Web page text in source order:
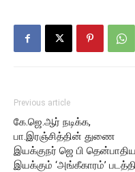
Previous article
கே.ஜெ.ஆர் நடிக்க,
பா.இரஞ்சித்தின் துணை
இயக்குநர் ஜெ பி
இயக்கும் ‘அங்கீகாரம்’